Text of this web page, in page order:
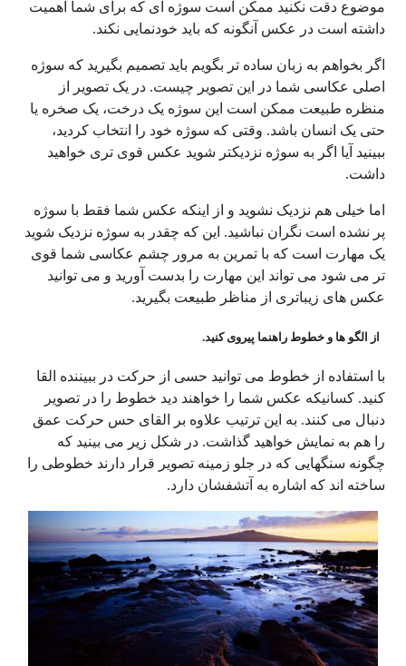
موضوع دقت نکنید ممکن است سوژه ای که برای شما اهمیت
داشته است در عکس آنگونه که باید خودنمایی نکند.
اگر بخواهم به زبان ساده تر بگویم باید تصمیم بگیرید که سوژه
اصلی عکاسی شما در این تصویر چیست. در یک تصویر از
منظره طبیعت ممکن است این سوژه یک درخت، یک صخره یا
حتی یک انسان باشد. وقتی که سوژه خود را انتخاب کردید،
ببینید آیا اگر به سوژه نزدیکتر شوید عکس قوی تری خواهید
داشت.
اما خیلی هم نزدیک نشوید و از اینکه عکس شما فقط با سوژه
پر نشده است نگران نباشید. این که چقدر به سوژه نزدیک شوید
یک مهارت است که با تمرین به مرور چشم عکاسی شما قوی
تر می شود می تواند این مهارت را بدست آورید و می توانید
عکس های زیباتری از مناظر طبیعت بگیرید.
از الگو ها و خطوط راهنما پیروی کنید.
با استفاده از خطوط می توانید حسی از حرکت در ببیننده القا
کنید. کسانیکه عکس شما را خواهند دید خطوط را در تصویر
دنبال می کنند. به این ترتیب علاوه بر القای حس حرکت عمق
را هم به نمایش خواهید گذاشت. در شکل زیر می بینید که
چگونه سنگهایی که در جلو زمینه تصویر قرار دارند خطوطی را
ساخته اند که اشاره به آتشفشان دارد.